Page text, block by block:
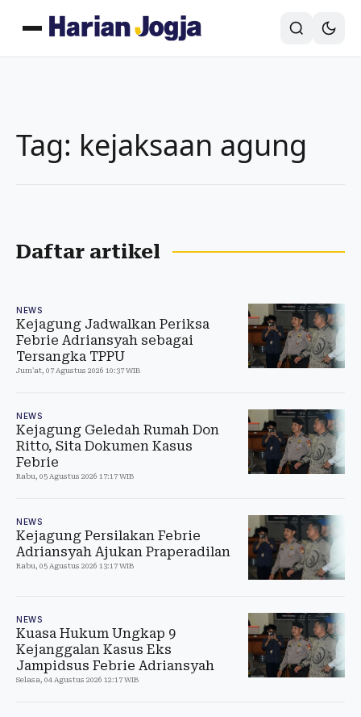
Tag: kejaksaan agung
Daftar artikel
NEWS
Kejagung Jadwalkan Periksa
Febrie Adriansyah sebagai
Tersangka TPPU
Jum'at, 07 Agustus 2026 10:37 WIB
NEWS
Kejagung Geledah Rumah Don
Ritto, Sita Dokumen Kasus
Febrie
Rabu, 05 Agustus 2026 17:17 WIB
NEWS
Kejagung Persilakan Febrie
Adriansyah Ajukan Praperadilan
Rabu, 05 Agustus 2026 13:17 WIB
NEWS
Kuasa Hukum Ungkap 9
Kejanggalan Kasus Eks
Jampidsus Febrie Adriansyah
Selasa, 04 Agustus 2026 12:17 WIB